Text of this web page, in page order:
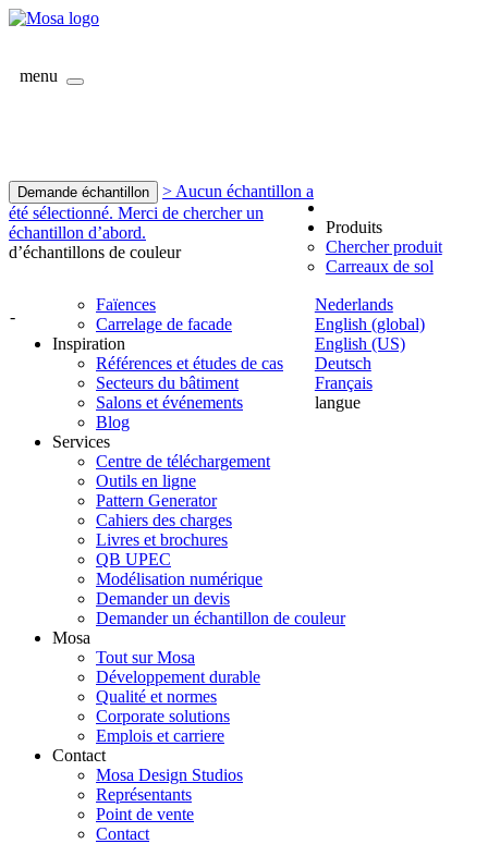
menu
Demande échantillon
> Aucun échantillon a
été sélectionné. Merci de chercher un
échantillon d’abord.
d’échantillons de couleur
-
Nederlands
English (global)
English (US)
Deutsch
Français
langue
Produits
Chercher produit
Carreaux de sol
Faïences
Carrelage de facade
Inspiration
Références et études de cas
Secteurs du bâtiment
Salons et événements
Blog
Services
Centre de téléchargement
Outils en ligne
Pattern Generator
Cahiers des charges
Livres et brochures
QB UPEC
Modélisation numérique
Demander un devis
Demander un échantillon de couleur
Mosa
Tout sur Mosa
Développement durable
Qualité et normes
Corporate solutions
Emplois et carriere
Contact
Mosa Design Studios
Représentants
Point de vente
Contact